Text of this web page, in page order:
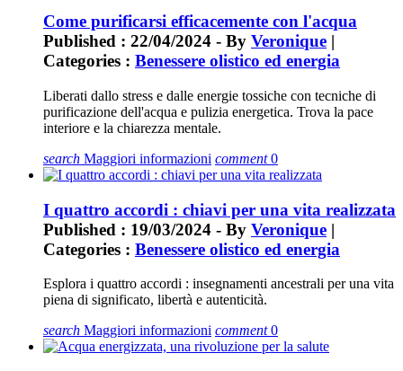
Come purificarsi efficacemente con l'acqua
Published : 22/04/2024 - By Veronique |
Categories : Benessere olistico ed energia
Liberati dallo stress e dalle energie tossiche con tecniche di
purificazione dell'acqua e pulizia energetica. Trova la pace
interiore e la chiarezza mentale.
search Maggiori informazioni comment0
I quattro accordi : chiavi per una vita realizzata
Published : 19/03/2024 - By Veronique |
Categories : Benessere olistico ed energia
Esplora i quattro accordi : insegnamenti ancestrali per una vita
piena di significato, libertà e autenticità.
search Maggiori informazioni comment0